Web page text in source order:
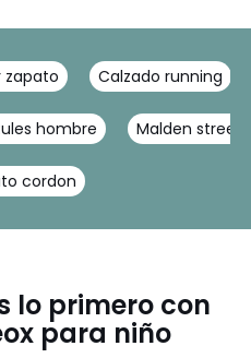
zapato Calzado running
hombre Malden street
cordon
lo primero con
para niño